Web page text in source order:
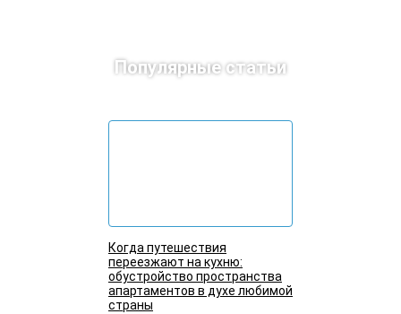
Популярные статьи
Когда путешествия
переезжают на кухню:
обустройство пространства
апартаментов в духе любимой
страны